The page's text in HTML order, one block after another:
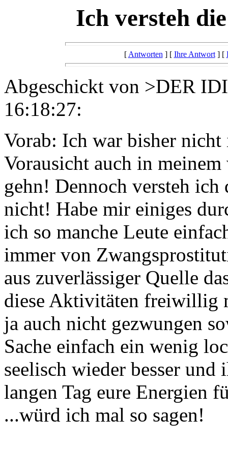
Ich versteh
[Antworten] [ Ihre Antwort] [
Abgeschickt von >DER
16:18:27:
Vorab: Ich war bisher
Vorausicht auch in
gehn! Dennoch versteh ich
nicht! Habe mir einiges
ich so manche Leute
immer von
aus zuverlässiger Quelle
diese Aktivitäten freiwillig
ja auch nicht gezwungen
Sache einfach ein wenig
seelisch wieder besser
langen Tag eure Energien
...würd ich mal so sagen!